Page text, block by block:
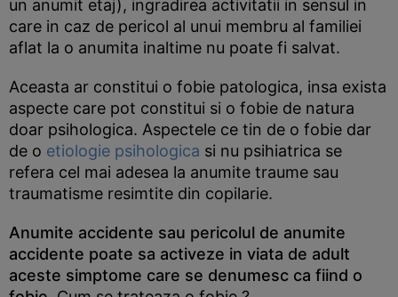
un anumit etaj), ingradirea activitatii in sensul in
care in caz de pericol al unui membru al familiei
aflat la o anumita inaltime nu poate fi salvat.
Aceasta ar constitui o fobie patologica, insa exista
aspecte care pot constitui si o fobie de natura
doar psihologica. Aspectele ce tin de o fobie dar
de o etiologie psihologica si nu psihiatrica se
refera cel mai adesea la anumite traume sau
traumatisme resimtite din copilarie.
Anumite accidente sau pericolul de anumite
accidente poate sa activeze in viata de adult
aceste simptome care se denumesc ca fiind o